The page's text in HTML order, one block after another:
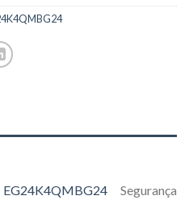
Segurança